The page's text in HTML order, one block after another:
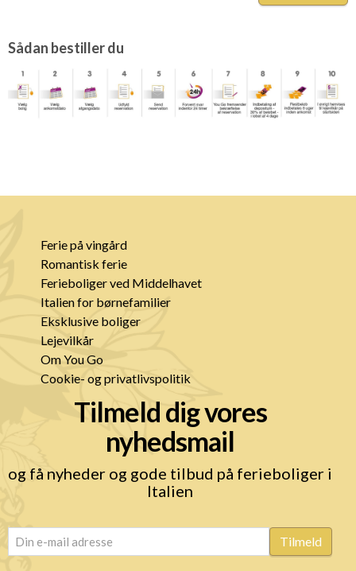
Sådan bestiller du
Ferie på vingård
Romantisk ferie
Ferieboliger ved Middelhavet
Italien for børnefamilier
Eksklusive boliger
Lejevilkår
Om You Go
Cookie- og privatlivspolitik
Tilmeld dig vores
nyhedsmail
og få nyheder og gode tilbud på ferieboliger i
Italien
email (Påkrævet) Tilmeld